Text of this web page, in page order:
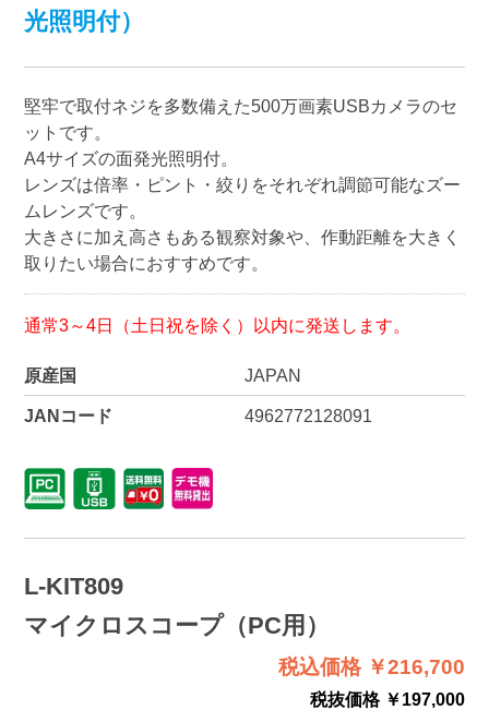
光照明付）
堅牢で取付ネジを多数備えた500万画素USBカメラのセ
ットです。
A4サイズの面発光照明付。
レンズは倍率・ピント・絞りをそれぞれ調節可能なズー
ムレンズです。
大きさに加え高さもある観察対象や、作動距離を大きく
取りたい場合におすすめです。
通常3～4日（土日祝を除く）以内に発送します。
原産国 JAPAN
JANコード 4962772128091
L-KIT809
マイクロスコープ（PC用）
税込価格 ￥216,700
税抜価格 ￥197,000